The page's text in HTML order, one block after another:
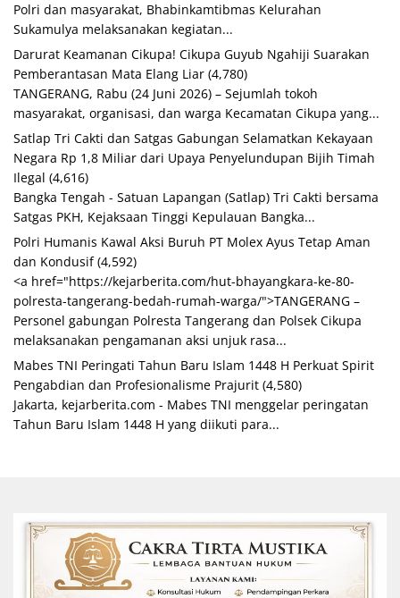
Polri dan masyarakat, Bhabinkamtibmas Kelurahan
Sukamulya melaksanakan kegiatan...
Darurat Keamanan Cikupa! Cikupa Guyub Ngahiji Suarakan
Pemberantasan Mata Elang Liar (4,780)
TANGERANG, Rabu (24 Juni 2026) – Sejumlah tokoh
masyarakat, organisasi, dan warga Kecamatan Cikupa yang...
Satlap Tri Cakti dan Satgas Gabungan Selamatkan Kekayaan
Negara Rp 1,8 Miliar dari Upaya Penyelundupan Bijih Timah
Ilegal (4,616)
Bangka Tengah - Satuan Lapangan (Satlap) Tri Cakti bersama
Satgas PKH, Kejaksaan Tinggi Kepulauan Bangka...
Polri Humanis Kawal Aksi Buruh PT Molex Ayus Tetap Aman
dan Kondusif (4,592)
<a href="https://kejarberita.com/hut-bhayangkara-ke-80-
polresta-tangerang-bedah-rumah-warga/">TANGERANG –
Personel gabungan Polresta Tangerang dan Polsek Cikupa
melaksanakan pengamanan aksi unjuk rasa...
Mabes TNI Peringati Tahun Baru Islam 1448 H Perkuat Spirit
Pengabdian dan Profesionalisme Prajurit (4,580)
Jakarta, kejarberita.com - Mabes TNI menggelar peringatan
Tahun Baru Islam 1448 H yang diikuti para...